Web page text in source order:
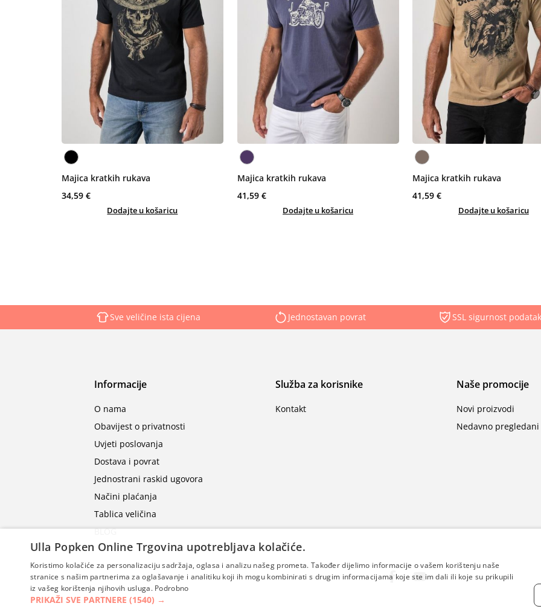
Majica kratkih rukava
34,59 €
Dodajte u košaricu
Majica kratkih rukava
41,59 €
Dodajte u košaricu
Majica kratkih rukava
41,59 €
Dodajte u košaricu
Sve veličine ista cijena Jednostavan povrat SSL sigurnost
Informacije
O nama
Obavijest o privatnosti
Uvjeti poslovanja
Dostava i povrat
Jednostrani raskid ugovora
Načini plaćanja
Tablica veličina
BLOG
Služba za korisnike
Kontakt
Naše promocije
Novi proizvodi
Nedavno
Ulla Popken Online Trgovina upotrebljava kolačiće.
Koristimo kolačiće za personalizaciju sadržaja, oglasa i analizu našeg prometa. Također dijelimo informacije o vašem korištenju naše
stranice s našim partnerima za oglašavanje i analitiku koji ih mogu kombinirati s drugim informacijama koje ste im dali ili koje su prikupili
iz vašeg korištenja njihovih usluga. Podrobno
PRIKAŽI SVE PARTNERE (1540) →